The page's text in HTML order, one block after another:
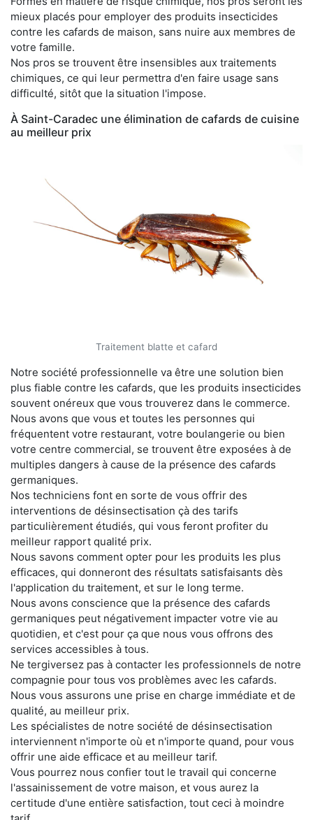
mieux placés pour employer des produits insecticides
contre les cafards de maison, sans nuire aux membres de
votre famille.
Nos pros se trouvent être insensibles aux traitements
chimiques, ce qui leur permettra d'en faire usage sans
difficulté, sitôt que la situation l'impose.
À Saint-Caradec une élimination de cafards de cuisine
au meilleur prix
Traitement blatte et cafard
Notre société professionnelle va être une solution bien
plus fiable contre les cafards, que les produits insecticides
souvent onéreux que vous trouverez dans le commerce.
Nous avons que vous et toutes les personnes qui
fréquentent votre restaurant, votre boulangerie ou bien
votre centre commercial, se trouvent être exposées à de
multiples dangers à cause de la présence des cafards
germaniques.
Nos techniciens font en sorte de vous offrir des
interventions de désinsectisation çà des tarifs
particulièrement étudiés, qui vous feront profiter du
meilleur rapport qualité prix.
Nous savons comment opter pour les produits les plus
efficaces, qui donneront des résultats satisfaisants dès
l'application du traitement, et sur le long terme.
Nous avons conscience que la présence des cafards
germaniques peut négativement impacter votre vie au
quotidien, et c'est pour ça que nous vous offrons des
services accessibles à tous.
Ne tergiversez pas à contacter les professionnels de notre
compagnie pour tous vos problèmes avec les cafards.
Nous vous assurons une prise en charge immédiate et de
qualité, au meilleur prix.
Les spécialistes de notre société de désinsectisation
interviennent n'importe où et n'importe quand, pour vous
offrir une aide efficace et au meilleur tarif.
Vous pourrez nous confier tout le travail qui concerne
l'assainissement de votre maison, et vous aurez la
certitude d'une entière satisfaction, tout ceci à moindre